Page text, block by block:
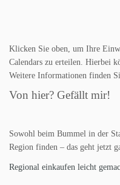
Klicken Sie oben, um Ihre
Calendars zu erteilen. Hierbei
Weitere Informationen finden
Von hier? Gefällt mir!
Sowohl beim Bummel in der
Region finden – das geht jetzt
Regional einkaufen leicht